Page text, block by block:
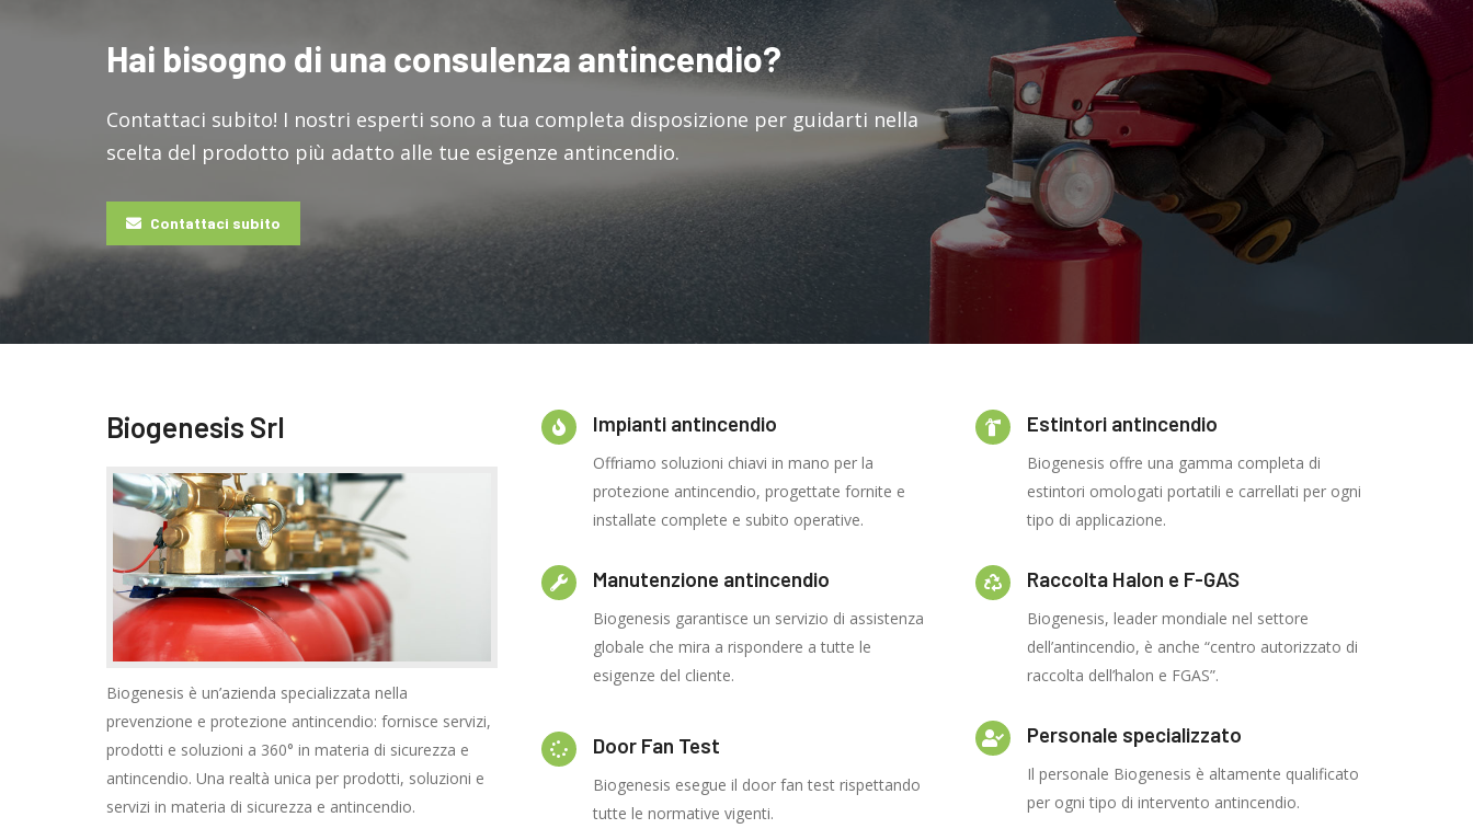
Hai bisogno di una consulenza antincendio?
Contattaci subito! I nostri esperti sono a tua completa disposizione per guidarti nella
scelta del prodotto più adatto alle tue esigenze antincendio.
Contattaci subito
Biogenesis Srl
Biogenesis è un’azienda specializzata nella
prevenzione e protezione antincendio: fornisce servizi,
prodotti e soluzioni a 360° in materia di sicurezza e
antincendio. Una realtà unica per prodotti, soluzioni e
servizi in materia di sicurezza e antincendio.
Impianti antincendio
Offriamo soluzioni chiavi in mano per la
protezione antincendio, progettate fornite e
installate complete e subito operative.
Manutenzione antincendio
Biogenesis garantisce un servizio di assistenza
globale che mira a rispondere a tutte le
esigenze del cliente.
Door Fan Test
Biogenesis esegue il door fan test rispettando
tutte le normative vigenti.
Estintori antincendio
Biogenesis offre una gamma completa di
estintori omologati portatili e carrellati per ogni
tipo di applicazione.
Raccolta Halon e F-GAS
Biogenesis, leader mondiale nel settore
dell’antincendio, è anche “centro autorizzato di
raccolta dell’halon e FGAS”.
Personale specializzato
Il personale Biogenesis è altamente qualificato
per ogni tipo di intervento antincendio.